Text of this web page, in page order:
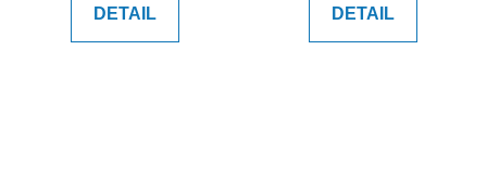
DETAIL DETAIL